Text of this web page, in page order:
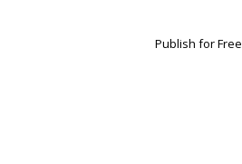
Publish for Free